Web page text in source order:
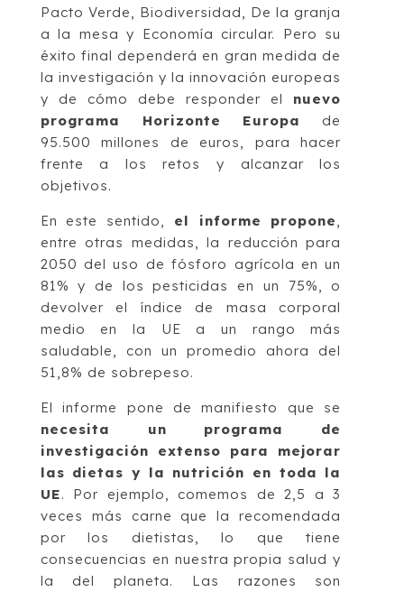
Pacto Verde, Biodiversidad, De la granja
a la mesa y Economía circular. Pero su
éxito final dependerá en gran medida de
la investigación y la innovación europeas
y de cómo debe responder el nuevo
programa Horizonte Europa
de
95.500 millones de euros, para hacer
frente a los retos y alcanzar los
objetivos.
En este sentido, el informe propone
entre otras medidas, la reducción para
2050 del uso de fósforo agrícola en un
81% y de los pesticidas en un 75%, o
devolver el índice de masa corporal
medio en la UE a un rango más
saludable, con un promedio ahora del
51,8% de sobrepeso.
El informe pone de manifiesto que se
necesita un programa de
investigación extenso para mejorar
las dietas y la nutrición en toda la
UE. Por ejemplo, comemos de 2,5 a 3
veces más carne que la recomendada
por los dietistas, lo que tiene
consecuencias en nuestra propia salud y
la del planeta. Las razones son